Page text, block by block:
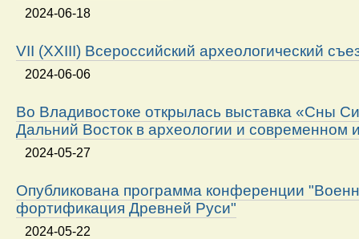
2024-06-18
VII (XXIII) Всероссийский археологический
2024-06-06
Во Владивостоке открылась выставка «Сны
Дальний Восток в археологии и современном
2024-05-27
Опубликована программа конференции
фортификация Древней Руси"
2024-05-22